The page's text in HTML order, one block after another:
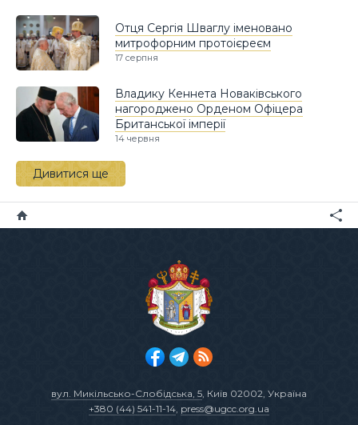
Отця Сергія Шваглу іменовано
митрофорним протоієреєм
17 серпня
Владику Кеннета Новаківського
нагороджено Орденом Офіцера
Британської імперії
14 червня
Дивитися ще
вул. Микільсько-Слобідська, 5, Київ 02002, Україна
+380 (44) 541-11-14, press@ugcc.org.ua